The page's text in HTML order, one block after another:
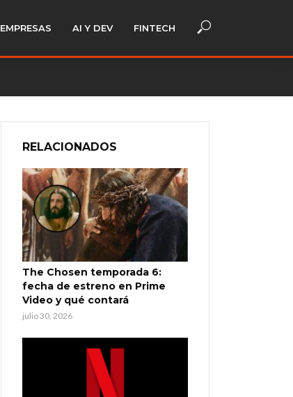
EMPRESAS AI Y DEV FINTECH
RELACIONADOS
The Chosen temporada 6:
fecha de estreno en Prime
Video y qué contará
julio 30, 2026